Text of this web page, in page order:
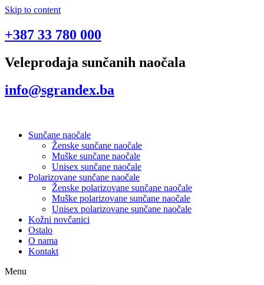
Skip to content
+387 33 780 000
Veleprodaja sunčanih naočala
info@sgrandex.ba
Sunčane naočale
Ženske sunčane naočale
Muške sunčane naočale
Unisex sunčane naočale
Polarizovane sunčane naočale
Ženske polarizovane sunčane naočale
Muške polarizovane sunčane naočale
Unisex polarizovane sunčane naočale
Kožni novčanici
Ostalo
O nama
Kontakt
Menu